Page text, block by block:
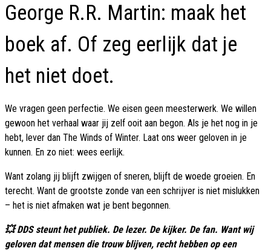
George R.R. Martin: maak het
boek af. Of zeg eerlijk dat je
het niet doet.
We vragen geen perfectie. We eisen geen meesterwerk. We willen
gewoon het verhaal waar jij zelf ooit aan begon. Als je het nog in je
hebt, lever dan The Winds of Winter. Laat ons weer geloven in je
kunnen. En zo niet: wees eerlijk.
Want zolang jij blijft zwijgen of sneren, blijft de woede groeien. En
terecht. Want de grootste zonde van een schrijver is niet mislukken
– het is niet afmaken wat je bent begonnen.
💥 DDS steunt het publiek. De lezer. De kijker. De fan. Want wij
geloven dat mensen die trouw blijven, recht hebben op een